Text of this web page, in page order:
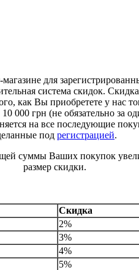
для
система скидок.
как Вы приобретете у нас
000 грн (не обязательно за
на все последующие
под регистрацией.
суммы Ваших покупок
размер скидки.
Скидка
2%
3%
4%
5%